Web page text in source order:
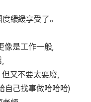
緩緩享受了。
是工作一般，
又不要太耍廢，
自己找事做哈哈哈)